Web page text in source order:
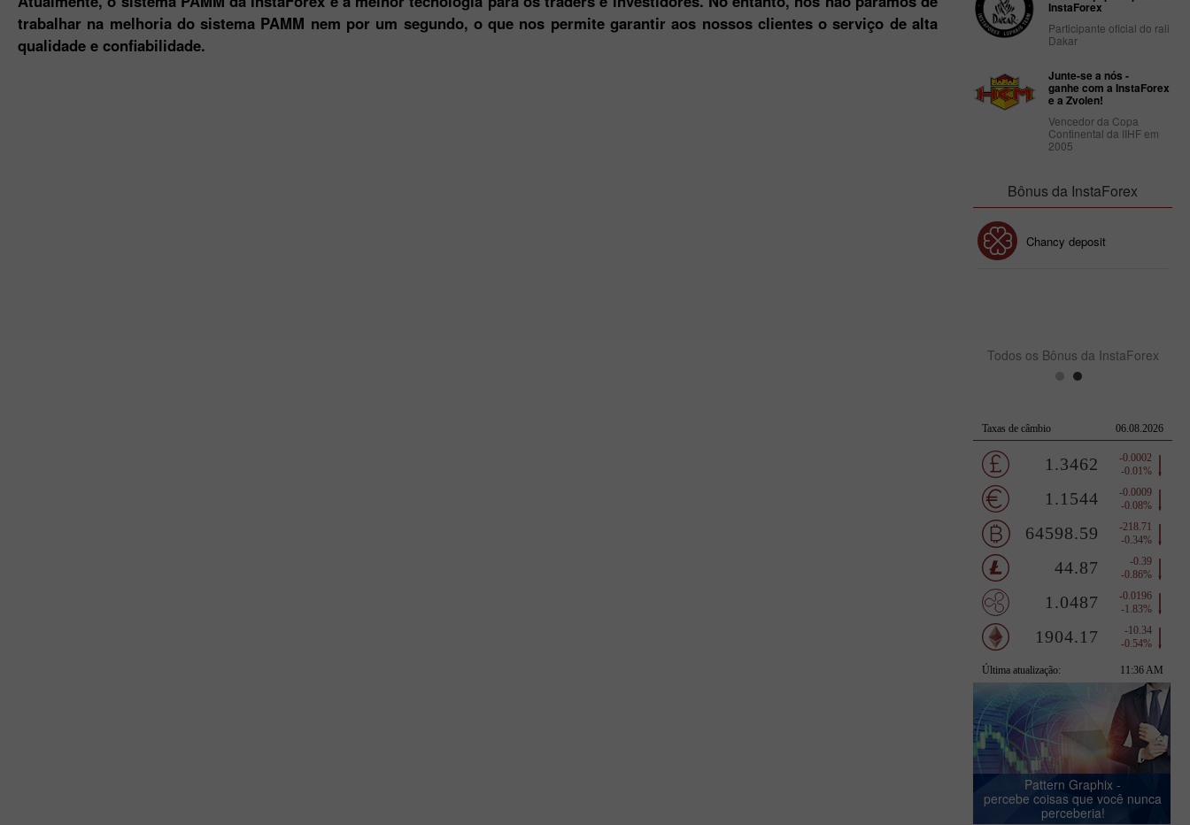
trabalhar na melhoria do sistema PAMM nem por um segundo, o que nos permite garantir aos nossos clientes o serviço de alta
qualidade e confiabilidade.
InstaForex
Participante oficial do rali
Dakar
Junte-se a nós -
ganhe com a InstaForex
e a Zvolen!
Vencedor da Copa
Continental da IIHF em
2005
Bônus da InstaForex
Chancy deposit
Todos os Bônus da InstaForex
Pattern Graphix -
percebe coisas que você nunca
perceberia!